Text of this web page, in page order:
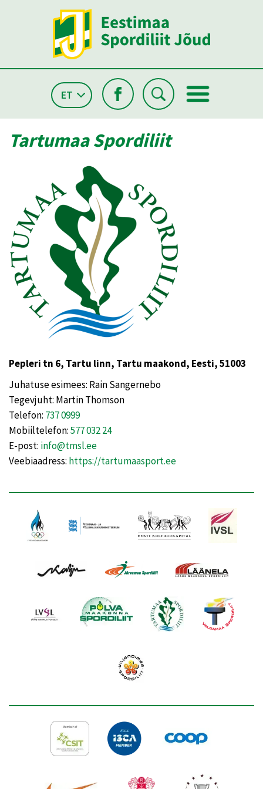
ET
Tartumaa Spordiliit
Pepleri tn 6, Tartu linn, Tartu maakond, Eesti, 51003
Juhatuse esimees: Rain Sangernebo
Tegevjuht: Martin Thomson
Telefon: 737 0999
Mobiiltelefon:577 032 24
E-post: info@tmsl.ee
Veebiaadress: https://tartumaasport.ee